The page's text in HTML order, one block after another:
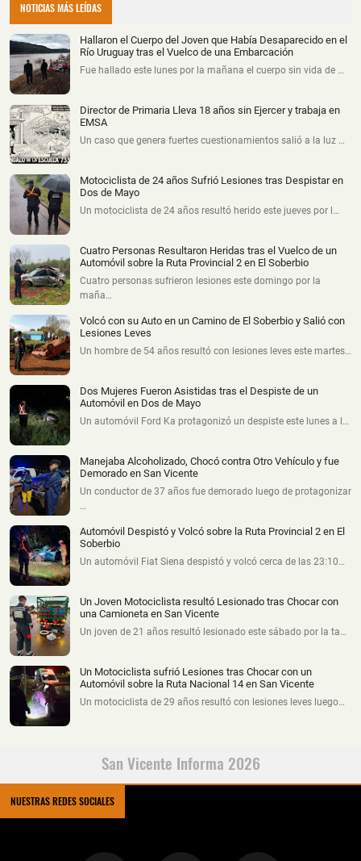
NOTICIAS MÁS LEÍDAS
Hallaron el Cuerpo del Joven que Había Desaparecido en el
Río Uruguay tras el Vuelco de una Embarcación
Fue hallado este lunes por la mañana el cuerpo sin vida de …
Director de Primaria Lleva 18 años sin Ejercer y trabaja en
EMSA
Un caso que genera fuertes cuestionamientos salió a la luz …
Motociclista de 24 años Sufrió Lesiones tras Despistar en
Dos de Mayo
Un motociclista de 24 años resultó herido este jueves por l…
Cuatro Personas Resultaron Heridas tras el Vuelco de un
Automóvil sobre la Ruta Provincial 2 en El Soberbio
Cuatro personas sufrieron lesiones este domingo por la
maña…
Volcó con su Auto en un Camino de El Soberbio y Salió con
Lesiones Leves
Un hombre de 54 años resultó con lesiones leves este martes…
Dos Mujeres Fueron Asistidas tras el Despiste de un
Automóvil en Dos de Mayo
Un automóvil Ford Ka protagonizó un despiste este lunes a l…
Manejaba Alcoholizado, Chocó contra Otro Vehículo y fue
Demorado en San Vicente
Un conductor de 37 años fue demorado luego de protagonizar
…
Automóvil Despistó y Volcó sobre la Ruta Provincial 2 en El
Soberbio
Un automóvil Fiat Siena despistó y volcó cerca de las 23:10…
Un Joven Motociclista resultó Lesionado tras Chocar con
una Camioneta en San Vicente
Un joven de 21 años resultó lesionado este sábado por la ta…
Un Motociclista sufrió Lesiones tras Chocar con un
Automóvil sobre la Ruta Nacional 14 en San Vicente
Un motociclista de 29 años resultó con lesiones leves luego…
San Vicente Informa 2026
NUESTRAS REDES SOCIALES